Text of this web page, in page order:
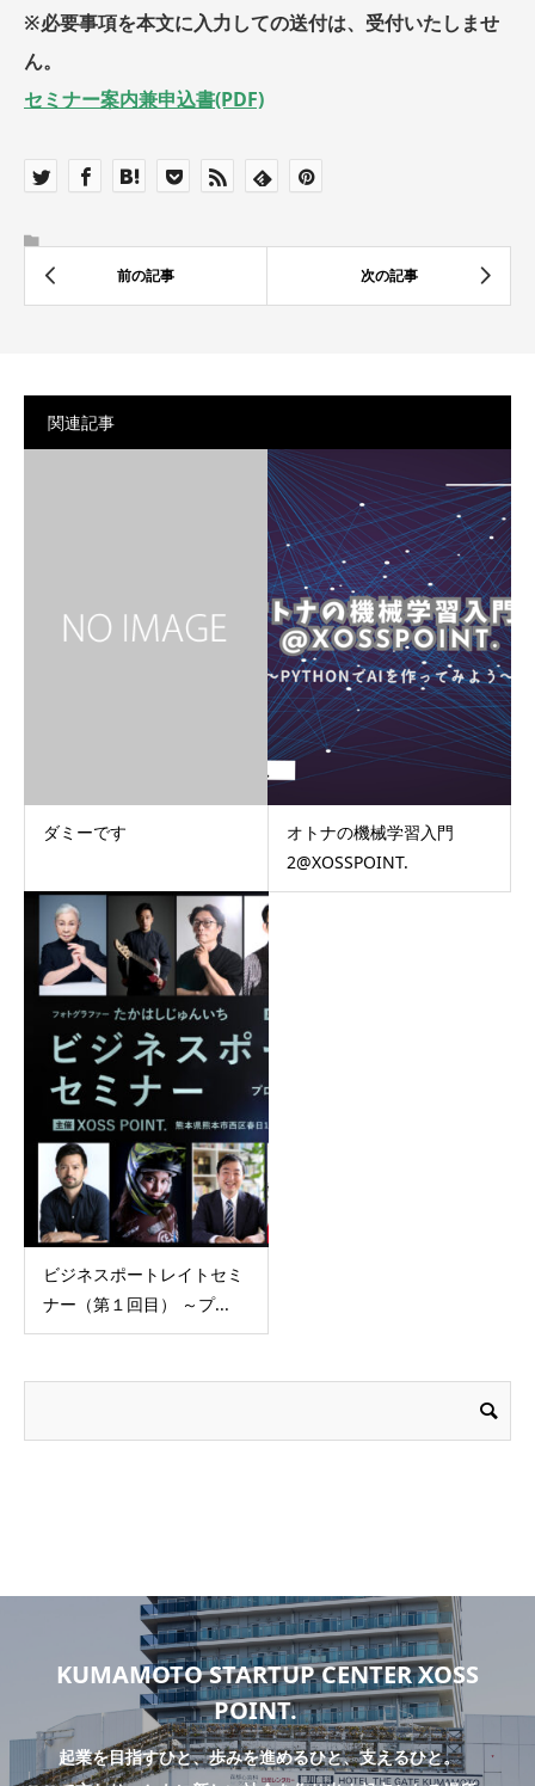
※必要事項を本文に入力しての送付は、受付いたしませ
ん。
セミナー案内兼申込書(PDF)
関連記事
ダミーです
オトナの機械学習入門
2@XOSSPOINT.
ビジネスポートレイトセミ
ナー（第１回目） ～プ...
KUMAMOTO STARTUP CENTER XOSS
POINT.
起業を目指すひと、歩みを進めるひと、支えるひと。